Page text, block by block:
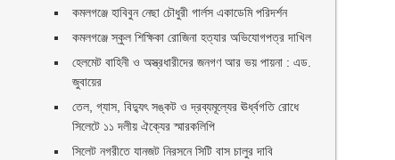
কমলগঞ্জে হাবিবুন নেছা চৌধুরী গার্লস একাডেমি পরিদর্শন
কমলগঞ্জে স্কুল শিক্ষিকা রোজিনা হত্যার অভিযোগপত্র দাখিল
হেলমেট বাহিনী ও অস্ত্রধারীদের জনগণ আর ভয় পায়না : এড.
জুবায়ের
তেল, গ্যাস, বিদ্যুৎ সঙ্কট ও দ্রব্যমূল্যের ঊর্ধ্বগতি রোধে
সিলেটে ১১ দলীয় ঐক্যের স্মারকলিপি
সিলেট নগরীতে যানজট নিরসনে সিটি বাস চালুর দাবি